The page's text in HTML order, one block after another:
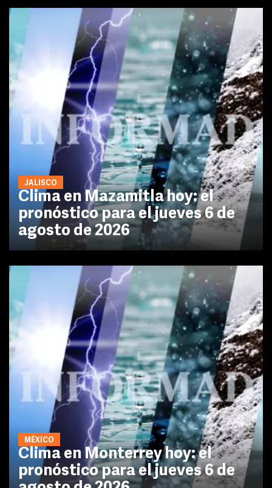
JALISCO
Clima en Mazamitla hoy: el
pronóstico para el jueves 6 de
agosto de 2026
MÉXICO
Clima en Monterrey hoy: el
pronóstico para el jueves 6 de